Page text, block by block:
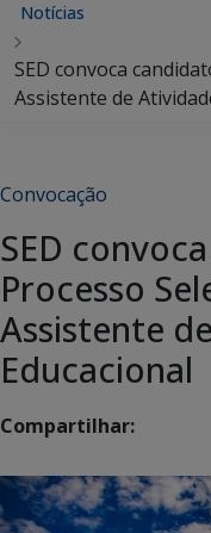
Notícias
SED convoca
Assistente de
Convocação
SED
Processo
Assistente
Educacional
Compartilhar: